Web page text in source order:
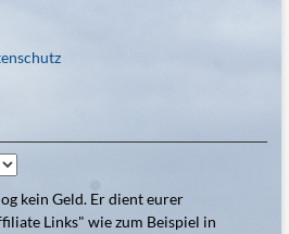
kein Geld. Er dient eurer
Links" wie zum Beispiel in